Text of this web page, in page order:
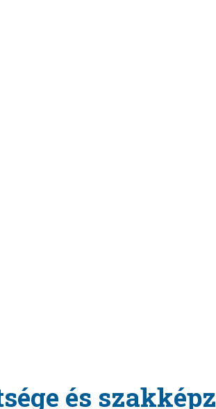
és